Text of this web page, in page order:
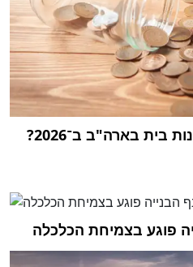
כמה צריך להרוויח כדי לקנות בית בארה"ב ב־2026?
פוגע בצמיחת הכלכלה